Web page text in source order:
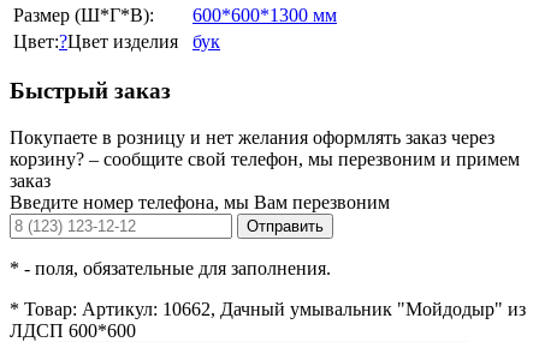
Размер (Ш*Г*В):
600*600*1300 мм
Цвет:?Цвет изделия бук
Быстрый заказ
Покупаете в розницу и нет желания оформлять заказ через
корзину? – сообщите свой телефон, мы перезвоним и примем
заказ
Введите номер телефона, мы Вам перезвоним
Отправить
* - поля, обязательные для заполнения.
* Товар: Артикул: 10662, Дачный умывальник "Мойдодыр" из
ЛДСП 600*600